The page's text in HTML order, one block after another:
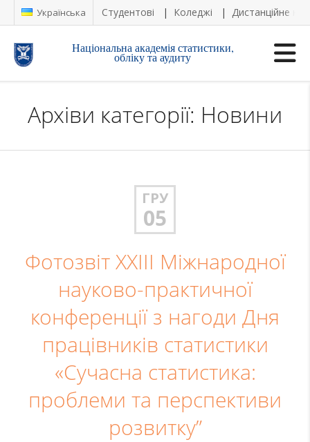
Українська Студентові Коледжі Дистанційне
Національна академія статистики,
обліку та аудиту
Архіви категорії: Новини
ГРУ
05
Фотозвіт XXІІI Міжнародної
науково-практичної
конференції з нагоди Дня
працівників статистики
«Сучасна статистика:
проблеми та перспективи
розвитку”